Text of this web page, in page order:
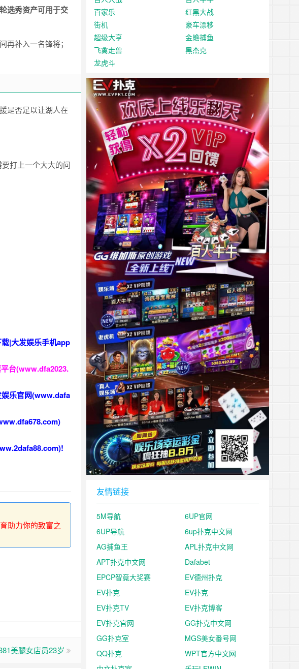
选秀资产可用于交
补入一名锋将；
是否足以让湖人在
打上一个大大的问
|大发娱乐手机app
台(www.dfa2023.
乐官网(www.dafa
助力你的致富之
美腿女店员23岁
百家乐
红黑大战
街机
豪车漂移
超级大亨
金蟾捕鱼
飞禽走兽
黑杰克
龙虎斗
友情链接
5M导航
6UP官网
6UP导航
6up扑克中文网
AG捕鱼王
APL扑克中文网
APT扑克中文网
Dafabet
EPCP智竟大奖赛
EV德州扑克
EV扑克
EV扑克
EV扑克TV
EV扑克博客
EV扑克官网
GG扑克中文网
GG扑克室
MGS美女番号网
QQ扑克
WPT官方中文网